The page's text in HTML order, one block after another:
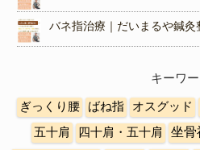
バネ指治療｜だいまるや鍼灸
キーワ
ぎっくり腰 ばね指 オスグッド
五十肩
四十肩・五十肩 坐骨